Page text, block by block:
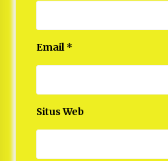
Email*
Situs Web